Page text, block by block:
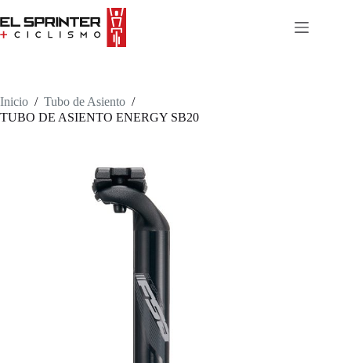
to
content
Inicio / Tubo de Asiento /
TUBO DE ASIENTO ENERGY SB20